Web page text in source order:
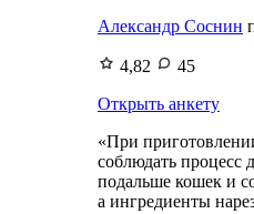
Александр Соснин
4,82
45
Открыть анкету
«При
соблюдать процесс
подальше кошек и
а ингредиенты